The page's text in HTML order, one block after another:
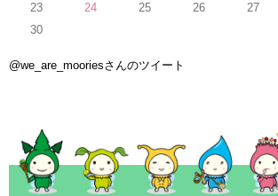
23
24 25 26 27
30
@we_are_mooriesさんのツイート